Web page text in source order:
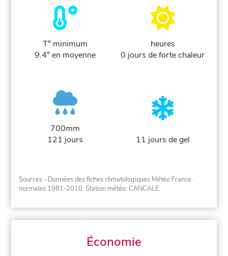
T° minimum
9.4° en moyenne
heures
0 jours de forte chaleur
700mm
121 jours
11 jours de gel
Sources - Données des fiches climatologiques Météo France ·
normales 1981-2010. Station météo: CANCALE.
Économie